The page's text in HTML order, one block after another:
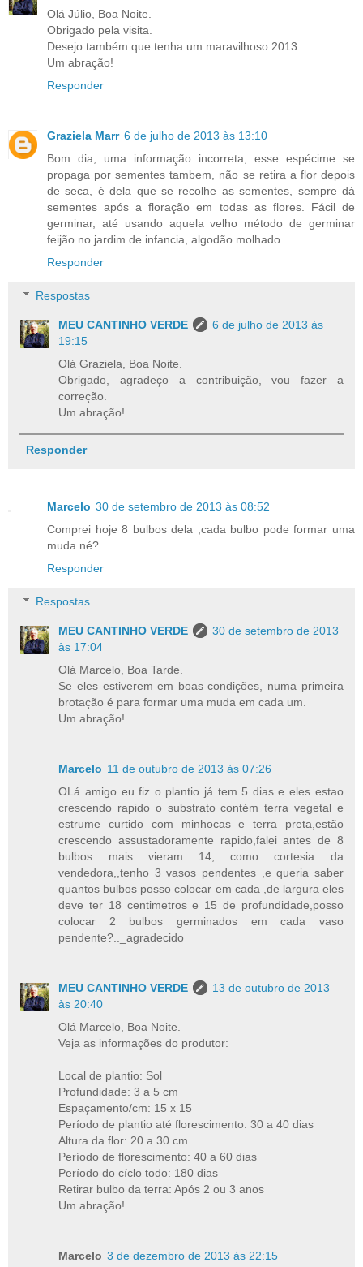
Olá Júlio, Boa Noite.
Obrigado pela visita.
Desejo também que tenha um maravilhoso 2013.
Um abração!
Responder
Graziela Marr 6 de julho de 2013 às 13:10
Bom dia, uma informação incorreta, esse espécime se
propaga por sementes tambem, não se retira a flor depois
de seca, é dela que se recolhe as sementes, sempre dá
sementes após a floração em todas as flores. Fácil de
germinar, até usando aquela velho método de germinar
feijão no jardim de infancia, algodão molhado.
Responder
Respostas
MEU CANTINHO VERDE
6 de julho de 2013 às
19:15
Olá Graziela, Boa Noite.
Obrigado, agradeço a contribuição, vou fazer a
correção.
Um abração!
Responder
Marcelo 30 de setembro de 2013 às 08:52
Comprei hoje 8 bulbos dela ,cada bulbo pode formar uma
muda né?
Responder
Respostas
MEU CANTINHO VERDE
30 de setembro de 2013
às 17:04
Olá Marcelo, Boa Tarde.
Se eles estiverem em boas condições, numa primeira
brotação é para formar uma muda em cada um.
Um abração!
Marcelo 11 de outubro de 2013 às 07:26
OLá amigo eu fiz o plantio já tem 5 dias e eles estao
crescendo rapido o substrato contém terra vegetal e
estrume curtido com minhocas e terra preta,estão
crescendo assustadoramente rapido,falei antes de 8
bulbos mais vieram 14, como cortesia da
vendedora,,tenho 3 vasos pendentes ,e queria saber
quantos bulbos posso colocar em cada ,de largura eles
deve ter 18 centimetros e 15 de profundidade,posso
colocar 2 bulbos germinados em cada vaso
pendente?.._agradecido
MEU CANTINHO VERDE
13 de outubro de 2013
às 20:40
Olá Marcelo, Boa Noite.
Veja as informações do produtor:
Local de plantio: Sol
Profundidade: 3 a 5 cm
Espaçamento/cm: 15 x 15
Período de plantio até florescimento: 30 a 40 dias
Altura da flor: 20 a 30 cm
Período de florescimento: 40 a 60 dias
Período do cíclo todo: 180 dias
Retirar bulbo da terra: Após 2 ou 3 anos
Um abração!
Marcelo 3 de dezembro de 2013 às 22:15